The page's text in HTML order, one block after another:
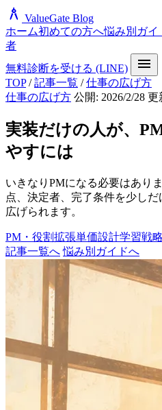
architecture ValueGate Blog
ホーム初めての方へ悩み別ガイ
者
無料診断を受ける (LINE)
menu
TOP / 記事一覧 / 仕事の広げ方
仕事の広げ方 公開: 2026/2/28 更
実装だけの人が、
やすには
いきなりPMになる必要はあり
点、決定者、完了条件を少し
広げられます。
PM・役割拡張単価設計学習戦略
記事一覧へ 悩み別ガイドへ